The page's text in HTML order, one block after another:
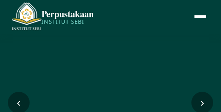
Perpustakaan
INSTITUT SEBI
‹ ›